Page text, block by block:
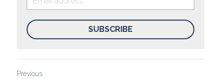
SUBSCRIBE
Previous